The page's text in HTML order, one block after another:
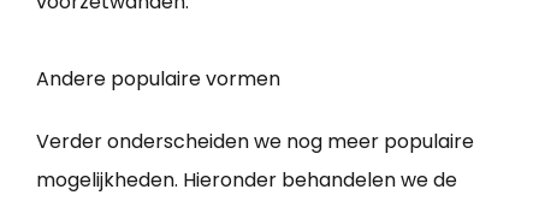
Andere populaire vormen
Verder onderscheiden we nog meer populaire
mogelijkheden. Hieronder behandelen we de